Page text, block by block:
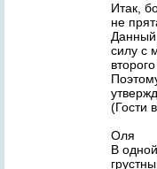
Итак,
не
Данный
силу с
(Гости
Оля
В